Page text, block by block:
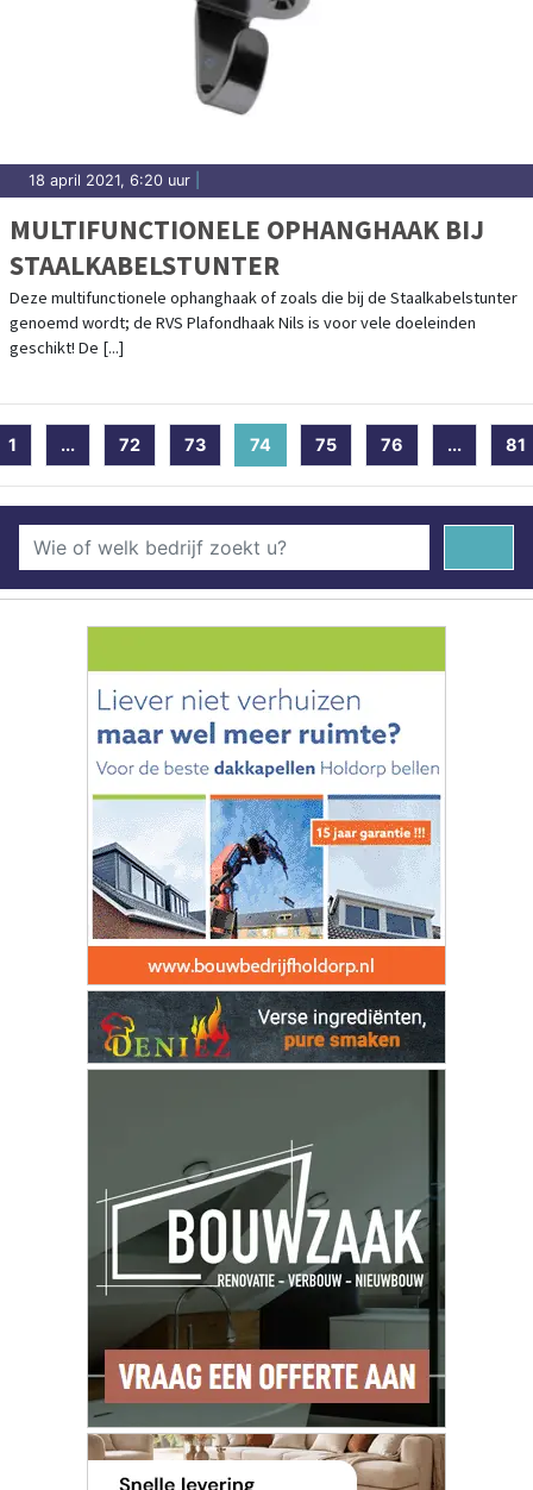
18 april 2021, 6:20 uur
MULTIFUNCTIONELE OPHANGHAAK BIJ
STAALKABELSTUNTER
Deze multifunctionele ophanghaak of zoals die bij de Staalkabelstunter
genoemd wordt; de RVS Plafondhaak Nils is voor vele doeleinden
geschikt! De [...]
1 ... 72 73 74 (current)
75 76 ... 81